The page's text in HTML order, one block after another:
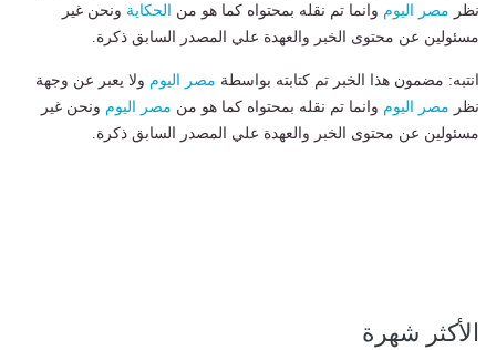
نظر مصر اليوم وانما تم نقله بمحتواه كما هو من الحكاية ونحن غير
مسئولين عن محتوى الخبر والعهدة علي المصدر السابق ذكرة.
انتبه: مضمون هذا الخبر تم كتابته بواسطة مصر اليوم ولا يعبر عن وجهة
نظر مصر اليوم وانما تم نقله بمحتواه كما هو من مصر اليوم ونحن غير
مسئولين عن محتوى الخبر والعهدة علي المصدر السابق ذكرة.
الأكثر شهرة